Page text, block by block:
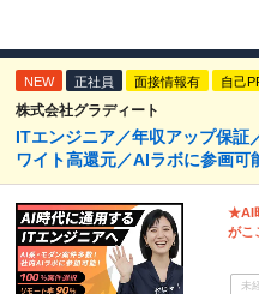
NEW 正社員 面接情報有 自己
株式会社グラディート
ITエンジニア／年収アップ保証
ワイト高還元／AIラボに参画可
★AI
がこ
未